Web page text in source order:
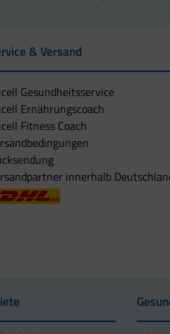
& Versand
Gesundheitsservice
Ernährungscoach
Fitness Coach
innerhalb